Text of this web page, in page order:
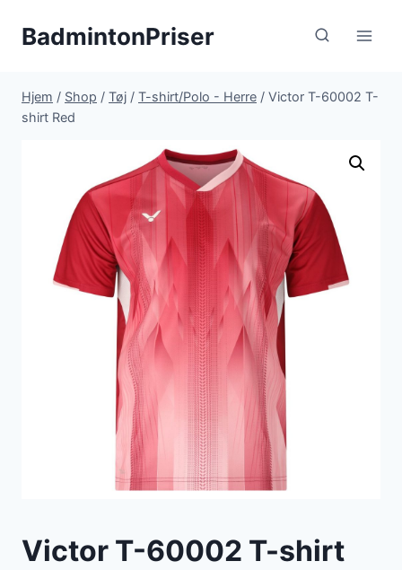
BadmintonPriser
Hjem / Shop / Tøj / T-shirt/Polo - Herre / Victor T-60002 T-
shirt Red
Victor T-60002 T-shirt